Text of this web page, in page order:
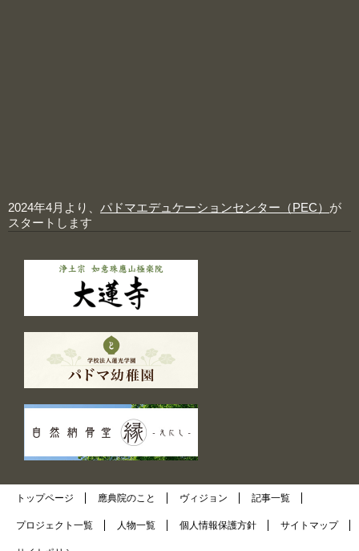
2024年4月より、 パドマエデュケーションセンター（PEC） が
スタートします
トップページ 應典院のこと ヴィジョン 記事一覧
プロジェクト一覧 人物一覧 個人情報保護方針 サイトマップ